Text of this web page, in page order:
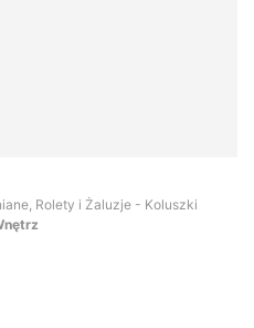
Rolety i Żaluzje - Koluszki